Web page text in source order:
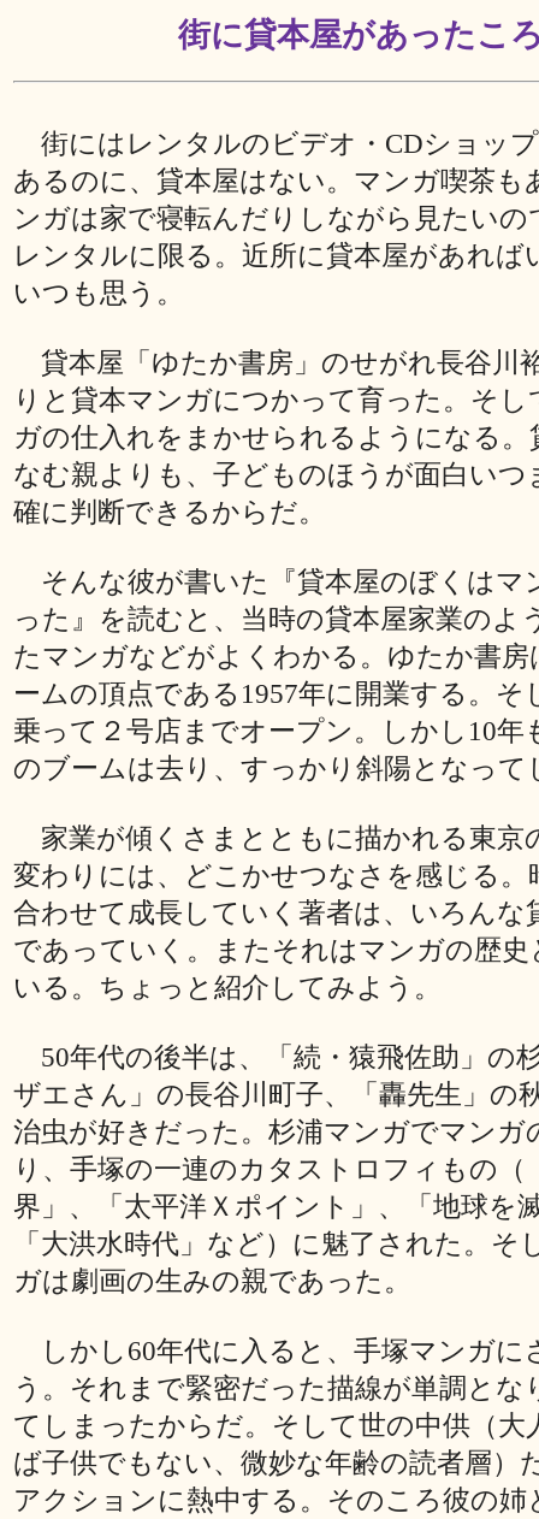
街に貸本屋があったこ
街にはレンタルのビデオ・CDショッ
あるのに、貸本屋はない。マンガ喫茶も
ンガは家で寝転んだりしながら見たいの
レンタルに限る。近所に貸本屋があれば
いつも思う。
貸本屋「ゆたか書房」のせがれ長谷川
りと貸本マンガにつかって育った。そ
ガの仕入れをまかせられるようになる。
なむ親よりも、子どものほうが面白いつ
確に判断できるからだ。
そんな彼が書いた『貸本屋のぼくはマ
った』を読むと、当時の貸本屋家業のよ
たマンガなどがよくわかる。ゆたか書房
ームの頂点である1957年に開業する。そ
乗って２号店までオープン。しかし10年
のブームは去り、すっかり斜陽となって
家業が傾くさまとともに描かれる東京
変わりには、どこかせつなさを感じる。
合わせて成長していく著者は、いろんな
であっていく。またそれはマンガの歴
いる。ちょっと紹介してみよう。
50年代の後半は、「続・猿飛佐助」の
ザエさん」の長谷川町子、「轟先生」の
治虫が好きだった。杉浦マンガでマンガ
り、手塚の一連のカタストロフィもの（
界」、「太平洋Ｘポイント」、「地球を
「大洪水時代」など）に魅了された。そ
ガは劇画の生みの親であった。
しかし60年代に入ると、手塚マンガに
う。それまで緊密だった描線が単調とな
てしまったからだ。そして世の中供（大
ば子供でもない、微妙な年齢の読者層）
アクションに熱中する。そのころ彼の姉